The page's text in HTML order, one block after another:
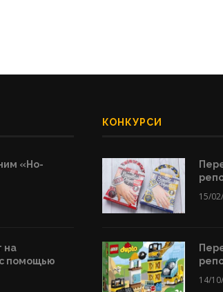
«Но-
на
помощью
КОНКУРСИ
15/
14/